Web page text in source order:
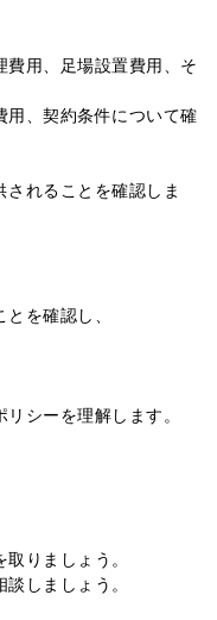
用、足場設置費用、そ
、契約条件について確
れることを確認しま
を確認し、
シーを理解します。
りましょう。
しましょう。